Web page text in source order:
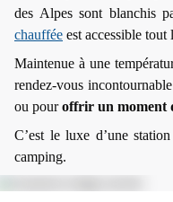
des Alpes sont blanchis
chauffée est accessible tout
Maintenue à une
rendez-vous
ou pouroffrir un moment
C’est le luxe d’une
camping.